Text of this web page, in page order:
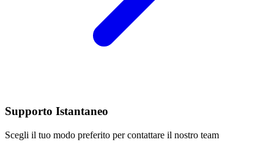
Supporto Istantaneo
Scegli il tuo modo preferito per contattare il nostro team